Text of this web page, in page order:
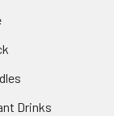
Drinks